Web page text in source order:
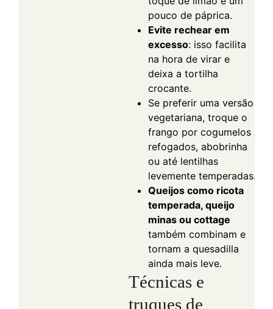
pouco de páprica.
Evite rechear em
excesso: isso facilita
na hora de virar e
deixa a tortilha
crocante.
Se preferir uma versão
vegetariana, troque o
frango por cogumelos
refogados, abobrinha
ou até lentilhas
levemente temperadas.
Queijos como ricota
temperada, queijo
minas ou cottage
também combinam e
tornam a quesadilla
ainda mais leve.
Técnicas e
truques de